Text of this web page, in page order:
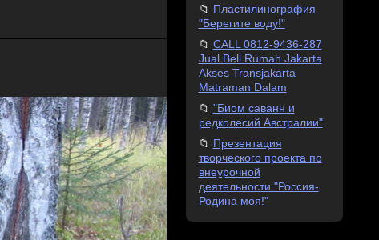
Пластилинография
"Берегите воду!"
CALL 0812-9436-287
Jual Beli Rumah Jakarta
Akses Transjakarta
Matraman Dalam
"Биом саванн и
редколесий Австралии"
Презентация
творческого проекта по
внеурочной
деятельности "Россия-
Родина моя!"